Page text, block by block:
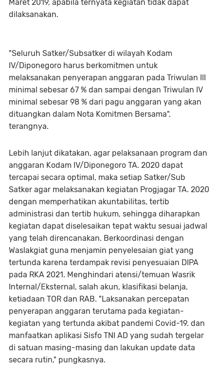
Maret 2019, apabila ternyata kegiatan tidak dapat
dilaksanakan.
"Seluruh Satker/Subsatker di wilayah Kodam
IV/Diponegoro harus berkomitmen untuk
melaksanakan penyerapan anggaran pada Triwulan III
minimal sebesar 67 % dan sampai dengan Triwulan IV
minimal sebesar 98 % dari pagu anggaran yang akan
dituangkan dalam Nota Komitmen Bersama",
terangnya.
Lebih lanjut dikatakan, agar pelaksanaan program dan
anggaran Kodam IV/Diponegoro TA. 2020 dapat
tercapai secara optimal, maka setiap Satker/Sub
Satker agar melaksanakan kegiatan Progjagar TA. 2020
dengan memperhatikan akuntabilitas, tertib
administrasi dan tertib hukum, sehingga diharapkan
kegiatan dapat diselesaikan tepat waktu sesuai jadwal
yang telah direncanakan. Berkoordinasi dengan
Waslakgiat guna menjamin penyelesaian giat yang
tertunda karena terdampak revisi penyesuaian DIPA
pada RKA 2021. Menghindari atensi/temuan Wasrik
Internal/Eksternal, salah akun, klasifikasi belanja,
ketiadaan TOR dan RAB. "Laksanakan percepatan
penyerapan anggaran terutama pada kegiatan-
kegiatan yang tertunda akibat pandemi Covid-19. dan
manfaatkan aplikasi Sisfo TNI AD yang sudah tergelar
di satuan masing-masing dan lakukan update data
secara rutin," pungkasnya.